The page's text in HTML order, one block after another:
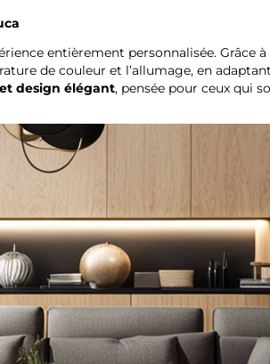
entièrement personnalisée. Grâce
de couleur et l’allumage, en
design élégant, pensée pour ceux qui